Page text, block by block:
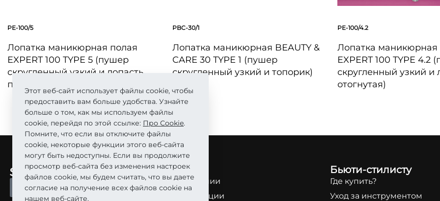
PE-100/5
Лопатка маникюрная полая
EXPERT 100 TYPE 5 (пушер
скругленный узкий и лопасть
прямая)
БЫСТРЫЙ ПРОСМОТР
PBC-30/1
Лопатка маникюрная BEAUTY &
CARE 30 TYPE 1 (пушер
скругленный узкий и топорик)
БЫСТРЫЙ ПРОСМОТР
PE-100/4.2
Лопатка маникюрная
EXPERT 100 TYPE 4.2
скругленный узкий и
отогнутая)
СТАТЬ ПАРТНЕРОМ
О Нас
О компании
О продукции
Бьюти-стилисту
Где купить?
Уход за инструментом
Этот веб-сайт использует файлы cookie, чтобы
предоставить вам больше удобства. Узнайте
больше о том, как мы используем файлы
cookie, перейдя по этой ссылке: Про Cookie.
Помните, что если вы отключите файлы
cookie, некоторые функции этого веб-сайта
могут быть недоступны. Если вы продолжите
просмотр веб-сайта без изменения настроек
файлов cookie, мы будем считать, что вы даете
согласие на получение всех файлов cookie на
нашем веб-сайте.